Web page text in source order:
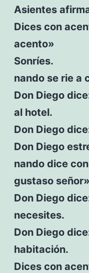
Asientes
Dices con
acento»
Sonríes.
nando se rie a
Don Diego
al hotel.
Don Diego
Don Diego
nando dice
gustaso señor»
Don Diego
necesites.
Don Diego
habitación.
Dices con